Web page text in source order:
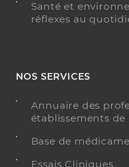
Santé et
réflexes au
NOS SERVICES
Annuaire des
établissements de
Base de
Essais Cliniques